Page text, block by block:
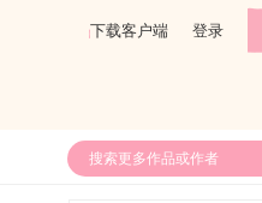
下载客户端 登录